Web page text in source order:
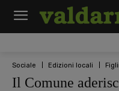
Sociale Edizioni locali
Il Comune